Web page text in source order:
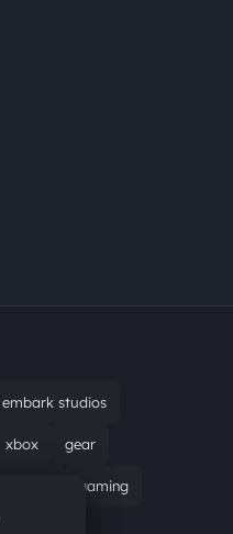
embark studios
xbox gear
gaming